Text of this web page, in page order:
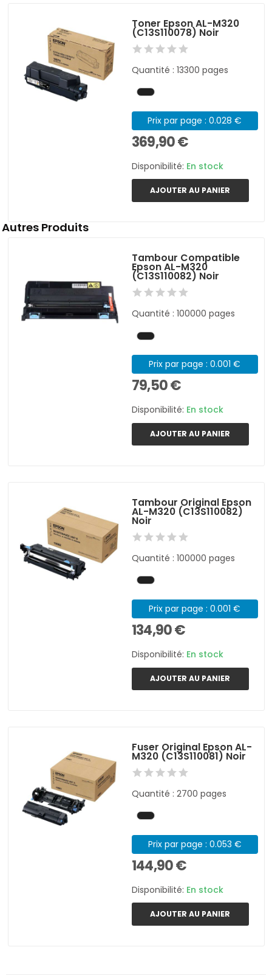
Toner Epson AL-M320
(C13S110078) Noir
Quantité : 13300 pages
Prix par page : 0.028 €
369,90 €
Disponibilité: En stock
AJOUTER AU PANIER
Autres Produits
Tambour Compatible
Epson AL-M320
(C13S110082) Noir
Quantité : 100000 pages
Prix par page : 0.001 €
79,50 €
Disponibilité: En stock
AJOUTER AU PANIER
Tambour Original Epson
AL-M320 (C13S110082)
Noir
Quantité : 100000 pages
Prix par page : 0.001 €
134,90 €
Disponibilité: En stock
AJOUTER AU PANIER
Fuser Original Epson AL-
M320 (C13S110081) Noir
Quantité : 2700 pages
Prix par page : 0.053 €
144,90 €
Disponibilité: En stock
AJOUTER AU PANIER